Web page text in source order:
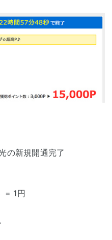
の新規開通完了
= 1円